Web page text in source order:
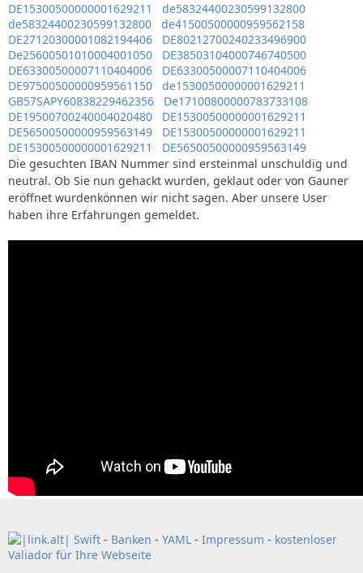
DE15300500000001629211
de58324400230599132800
de58324400230599132800
de41500500000959562158
DE27120300001082194406
DE80212700240233496900
De25600501010004001050
DE38503104000746740500
DE63300500007110404006
DE63300500007110404006
DE97500500000959561150
de15300500000001629211
GB57SAPY60838229462356
De17100800000783733108
DE19500700240004020480
DE15300500000001629211
DE56500500000959563149
DE15300500000001629211
DE15300500000001629211
DE56500500000959563149
Die gesuchten IBAN Nummer sind ersteinmal unschuldig und
neutral. Ob Sie nun gehackt wurden, geklaut oder von Gauner
eröffnet wurdenkönnen wir nicht sagen. Aber unsere User
haben ihre Erfahrungen gemeldet.
Swift - Banken - YAML - Impressum - kostenloser
Valiador für Ihre Webseite